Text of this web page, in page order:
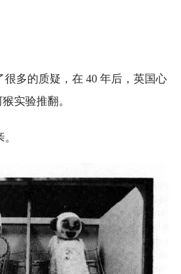
多的质疑，在 40 年后，英国心
实验推翻。